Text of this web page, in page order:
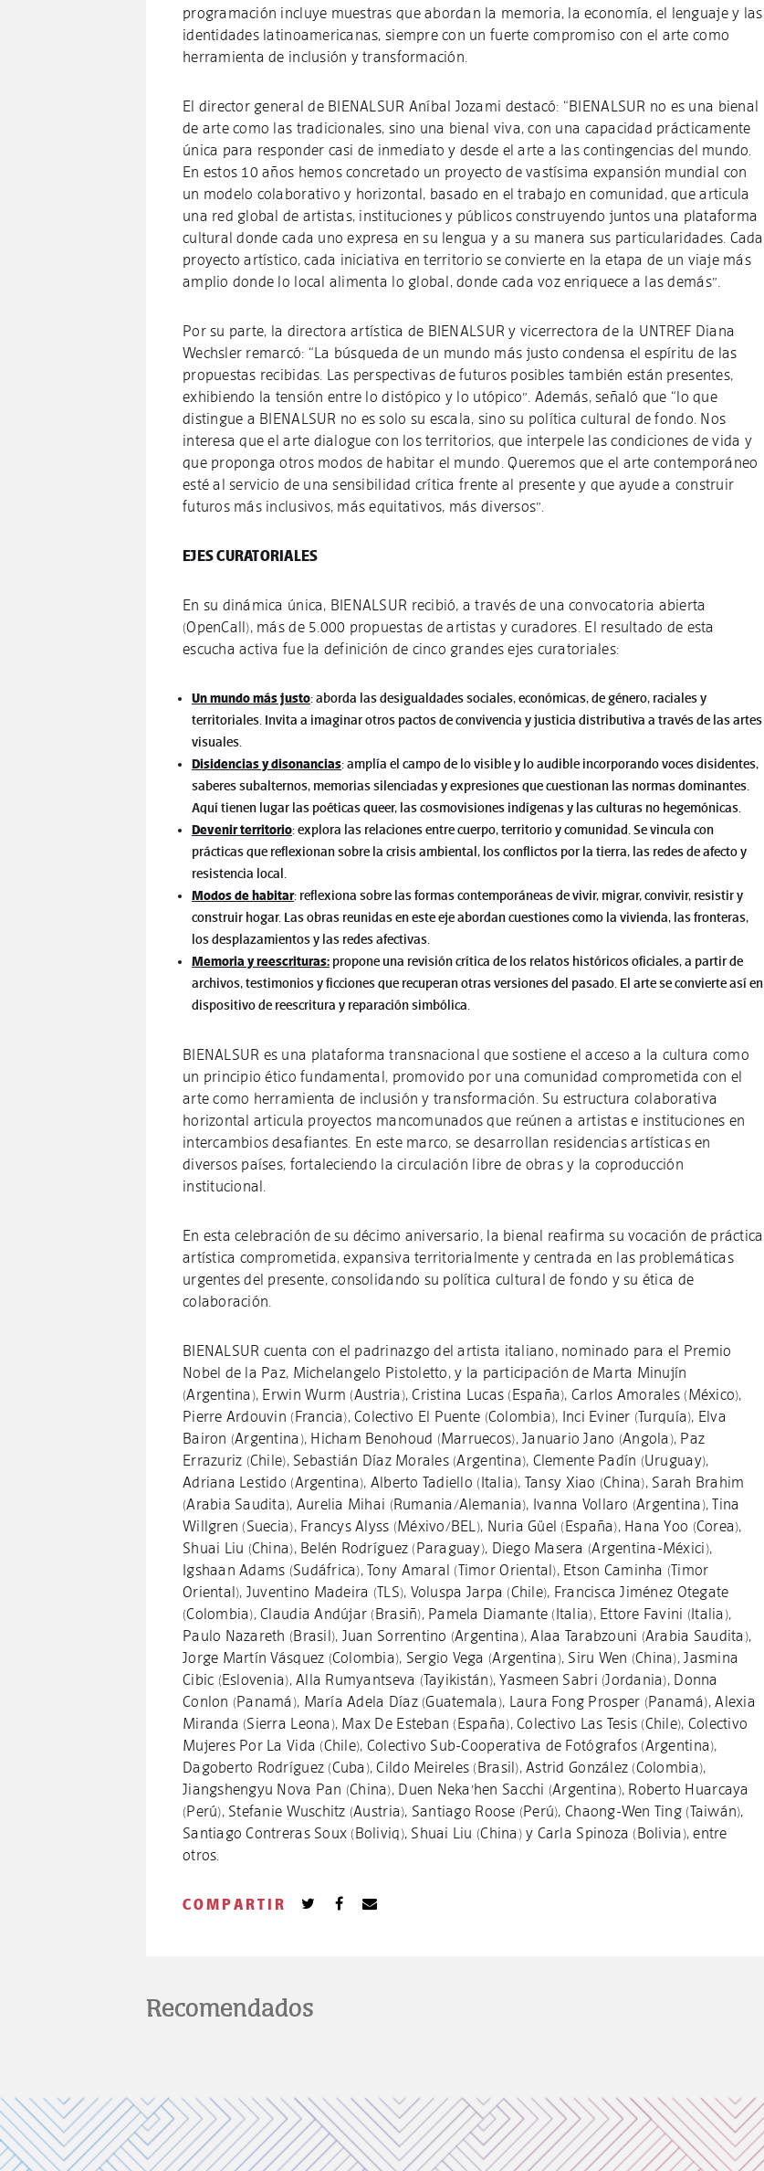
programación incluye muestras que abordan la memoria, la economía, el lenguaje y las
identidades latinoamericanas, siempre con un fuerte compromiso con el arte como
herramienta de inclusión y transformación.
El director general de BIENALSUR Aníbal Jozami destacó: “BIENALSUR no es una bienal
de arte como las tradicionales, sino una bienal viva, con una capacidad prácticamente
única para responder casi de inmediato y desde el arte a las contingencias del mundo.
En estos 10 años hemos concretado un proyecto de vastísima expansión mundial con
un modelo colaborativo y horizontal, basado en el trabajo en comunidad, que articula
una red global de artistas, instituciones y públicos construyendo juntos una plataforma
cultural donde cada uno expresa en su lengua y a su manera sus particularidades. Cada
proyecto artístico, cada iniciativa en territorio se convierte en la etapa de un viaje más
amplio donde lo local alimenta lo global, donde cada voz enriquece a las demás”.
Por su parte, la directora artística de BIENALSUR y vicerrectora de la UNTREF Diana
Wechsler remarcó: “La búsqueda de un mundo más justo condensa el espíritu de las
propuestas recibidas. Las perspectivas de futuros posibles también están presentes,
exhibiendo la tensión entre lo distópico y lo utópico”. Además, señaló que “lo que
distingue a BIENALSUR no es solo su escala, sino su política cultural de fondo. Nos
interesa que el arte dialogue con los territorios, que interpele las condiciones de vida y
que proponga otros modos de habitar el mundo. Queremos que el arte contemporáneo
esté al servicio de una sensibilidad crítica frente al presente y que ayude a construir
futuros más inclusivos, más equitativos, más diversos”.
EJES CURATORIALES
En su dinámica única, BIENALSUR recibió, a través de una convocatoria abierta
(OpenCall), más de 5.000 propuestas de artistas y curadores. El resultado de esta
escucha activa fue la definición de cinco grandes ejes curatoriales:
Un mundo más justo: aborda las desigualdades sociales, económicas, de género, raciales y
territoriales. Invita a imaginar otros pactos de convivencia y justicia distributiva a través de las artes
visuales.
Disidencias y disonancias: amplía el campo de lo visible y lo audible incorporando voces disidentes,
saberes subalternos, memorias silenciadas y expresiones que cuestionan las normas dominantes.
Aquí tienen lugar las poéticas queer, las cosmovisiones indígenas y las culturas no hegemónicas.
Devenir territorio: explora las relaciones entre cuerpo, territorio y comunidad. Se vincula con
prácticas que reflexionan sobre la crisis ambiental, los conflictos por la tierra, las redes de afecto y
resistencia local.
Modos de habitar: reflexiona sobre las formas contemporáneas de vivir, migrar, convivir, resistir y
construir hogar. Las obras reunidas en este eje abordan cuestiones como la vivienda, las fronteras,
los desplazamientos y las redes afectivas.
Memoria y reescrituras: propone una revisión crítica de los relatos históricos oficiales, a partir de
archivos, testimonios y ficciones que recuperan otras versiones del pasado. El arte se convierte así en
dispositivo de reescritura y reparación simbólica.
BIENALSUR es una plataforma transnacional que sostiene el acceso a la cultura como
un principio ético fundamental, promovido por una comunidad comprometida con el
arte como herramienta de inclusión y transformación. Su estructura colaborativa
horizontal articula proyectos mancomunados que reúnen a artistas e instituciones en
intercambios desafiantes. En este marco, se desarrollan residencias artísticas en
diversos países, fortaleciendo la circulación libre de obras y la coproducción
institucional.
En esta celebración de su décimo aniversario, la bienal reafirma su vocación de práctica
artística comprometida, expansiva territorialmente y centrada en las problemáticas
urgentes del presente, consolidando su política cultural de fondo y su ética de
colaboración.
BIENALSUR cuenta con el padrinazgo del artista italiano, nominado para el Premio
Nobel de la Paz, Michelangelo Pistoletto, y la participación de Marta Minujín
(Argentina), Erwin Wurm (Austria), Cristina Lucas (España), Carlos Amorales (México),
Pierre Ardouvin (Francia), Colectivo El Puente (Colombia), Inci Eviner (Turquía), Elva
Bairon (Argentina), Hicham Benohoud (Marruecos), Januario Jano (Angola), Paz
Errazuriz (Chile), Sebastián Díaz Morales (Argentina), Clemente Padín (Uruguay),
Adriana Lestido (Argentina), Alberto Tadiello (Italia), Tansy Xiao (China), Sarah Brahim
(Arabia Saudita), Aurelia Mihai (Rumania/Alemania), Ivanna Vollaro (Argentina), Tina
Willgren (Suecia), Francys Alyss (Méxivo/BEL), Nuria Güel (España), Hana Yoo (Corea),
Shuai Liu (China), Belén Rodríguez (Paraguay), Diego Masera (Argentina-Méxici),
Igshaan Adams (Sudáfrica), Tony Amaral (Timor Oriental), Etson Caminha (Timor
Oriental), Juventino Madeira (TLS), Voluspa Jarpa (Chile), Francisca Jiménez Otegate
(Colombia), Claudia Andújar (Brasiñ), Pamela Diamante (Italia), Ettore Favini (Italia),
Paulo Nazareth (Brasil), Juan Sorrentino (Argentina), Alaa Tarabzouni (Arabia Saudita),
Jorge Martín Vásquez (Colombia), Sergio Vega (Argentina), Siru Wen (China), Jasmina
Cibic (Eslovenia), Alla Rumyantseva (Tayikistán), Yasmeen Sabri (Jordania), Donna
Conlon (Panamá), María Adela Díaz (Guatemala), Laura Fong Prosper (Panamá), Alexia
Miranda (Sierra Leona), Max De Esteban (España), Colectivo Las Tesis (Chile), Colectivo
Mujeres Por La Vida (Chile), Colectivo Sub-Cooperativa de Fotógrafos (Argentina),
Dagoberto Rodríguez (Cuba), Cildo Meireles (Brasil), Astrid González (Colombia),
Jiangshengyu Nova Pan (China), Duen Neka’hen Sacchi (Argentina), Roberto Huarcaya
(Perú), Stefanie Wuschitz (Austria), Santiago Roose (Perú), Chaong-Wen Ting (Taiwán),
Santiago Contreras Soux (Boliviq), Shuai Liu (China) y Carla Spinoza (Bolivia), entre
otros.
COMPARTIR
Recomendados